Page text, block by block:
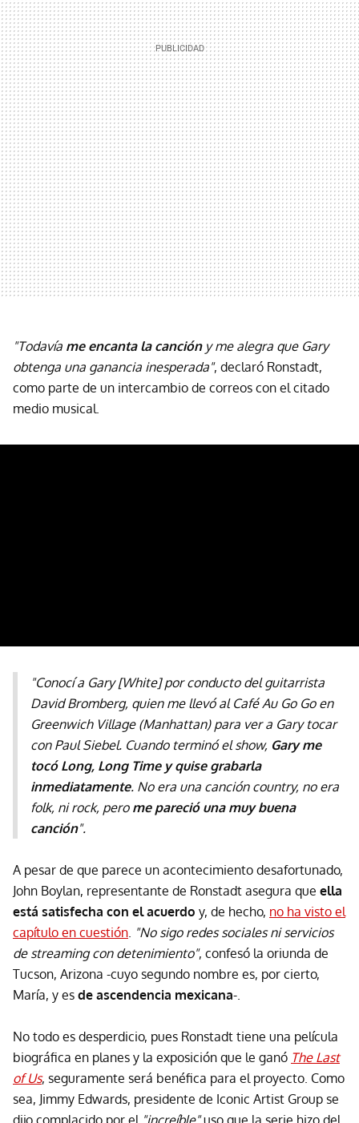
"Todavía me encanta la cancióny me alegra que Gary
obtenga una ganancia inesperada", declaró Ronstadt,
como parte de un intercambio de correos con el citado
medio musical.
"Conocí a Gary [White] por conducto del guitarrista
David Bromberg, quien me llevó al Café Au Go Go en
Greenwich Village (Manhattan) para ver a Gary tocar
con Paul Siebel. Cuando terminó el show, Gary me
tocó Long, Long Time y quise grabarla
inmediatamente. No era una canción country, no era
folk, ni rock, pero me pareció una muy buena
canción".
A pesar de que parece un acontecimiento desafortunado,
John Boylan, representante de Ronstadt asegura que ella
está satisfecha con el acuerdo y, de hecho, no ha visto el
capítulo en cuestión "No sigo redes sociales ni servicios
de streaming con detenimiento", confesó la oriunda de
Tucson, Arizona -cuyo segundo nombre es, por cierto,
María, y es de ascendencia mexicana-.
No todo es desperdicio, pues Ronstadt tiene una película
biográfica en planes y la exposición que le ganó The Last
of Us, seguramente será benéfica para el proyecto. Como
sea, Jimmy Edwards, presidente de Iconic Artist Group se
dijo complacido por el "increíble"uso que la serie hizo del